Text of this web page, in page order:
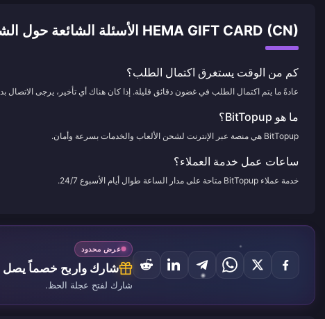
HEMA GIFT CARD (CN) الأسئلة الشائعة حول الشحن
كم من الوقت يستغرق اكتمال الطلب؟
عادةً ما يتم اكتمال الطلب في غضون دقائق قليلة. إذا كان هناك أي تأخير، يرجى الاتصال
ما هو BitTopup؟
BitTopup هي منصة عبر الإنترنت لشحن الألعاب والخدمات بسرعة وأمان.
ساعات عمل خدمة العملاء؟
خدمة عملاء BitTopup متاحة على مدار الساعة طوال أيام الأسبوع 24/7.
عرض محدود
شارك واربح خصماً يصل إلى
شارك لفتح عجلة الحظ.